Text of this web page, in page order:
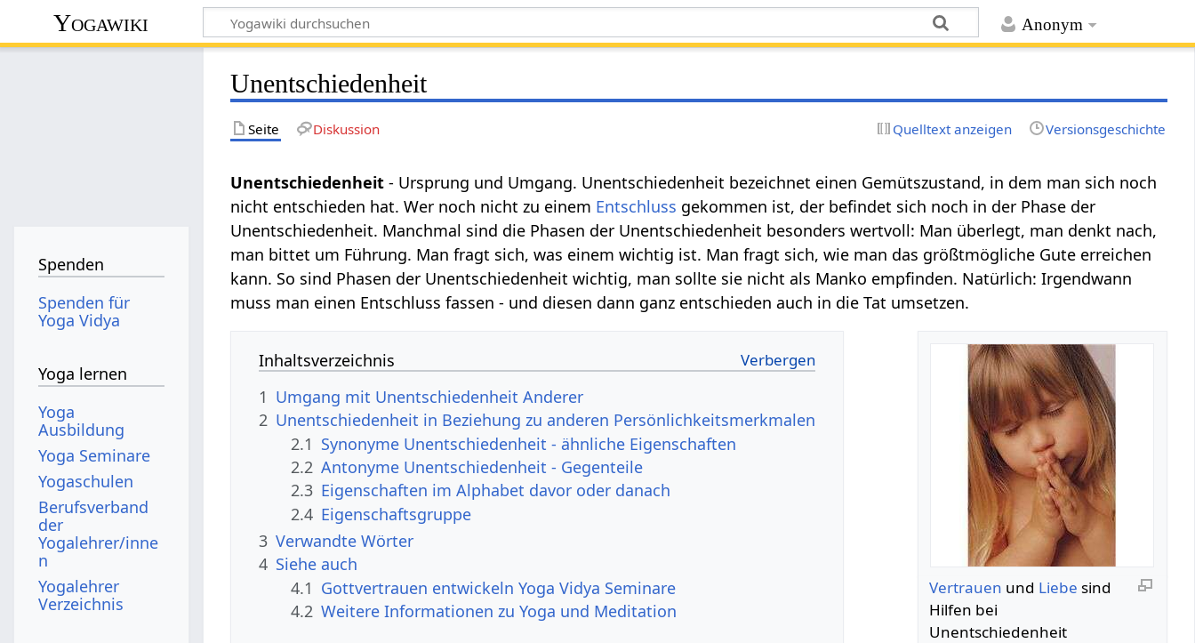
Anonym
Yogawiki
Unentschiedenheit
Seite Diskussion Quelltext anzeigen Versionsgeschichte
Unentschiedenheit- Ursprung und Umgang. Unentschiedenheit bezeichnet einen Gemütszustand, in dem man sich noch
nicht entschieden hat. Wer noch nicht zu einem Entschluss gekommen ist, der befindet sich noch in der Phase der
Unentschiedenheit. Manchmal sind die Phasen der Unentschiedenheit besonders wertvoll: Man überlegt, man denkt nach,
man bittet um Führung. Man fragt sich, was einem wichtig ist. Man fragt sich, wie man das größtmögliche Gute erreichen
kann. So sind Phasen der Unentschiedenheit wichtig, man sollte sie nicht als Manko empfinden. Natürlich: Irgendwann
muss man einen Entschluss fassen - und diesen dann ganz entschieden auch in die Tat umsetzen.
Vertrauen und Liebe sind
Hilfen bei
Unentschiedenheit
Inhaltsverzeichnis
1 Umgang mit Unentschiedenheit Anderer
2 Unentschiedenheit in Beziehung zu anderen Persönlichkeitsmerkmalen
2.1 Synonyme Unentschiedenheit - ähnliche Eigenschaften
2.2 Antonyme Unentschiedenheit - Gegenteile
2.3 Eigenschaften im Alphabet davor oder danach
2.4 Eigenschaftsgruppe
3 Verwandte Wörter
4 Siehe auch
4.1 Gottvertrauen entwickeln Yoga Vidya Seminare
4.2 Weitere Informationen zu Yoga und Meditation
Spenden
Spenden für
Yoga Vidya
Yoga lernen
Yoga
Ausbildung
Yoga Seminare
Yogaschulen
Berufsverband
der
Yogalehrer/inne
n
Yogalehrer
Verzeichnis